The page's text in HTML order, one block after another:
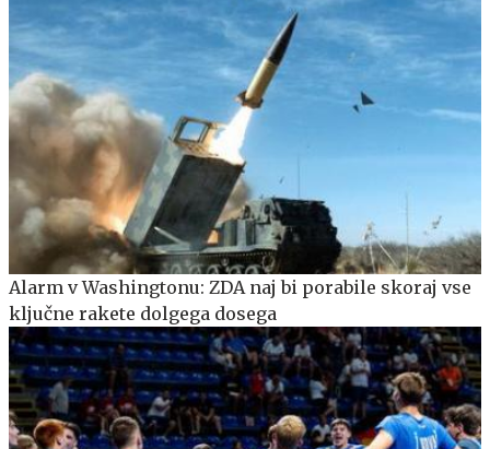
Alarm v Washingtonu: ZDA naj bi porabile skoraj vse
ključne rakete dolgega dosega